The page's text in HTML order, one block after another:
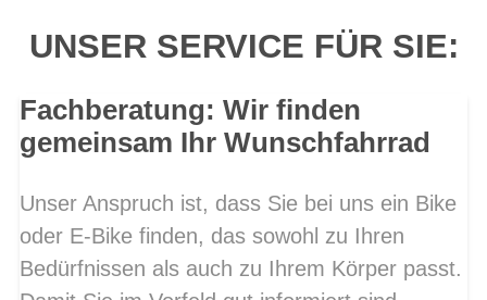
UNSER SERVICE FÜR SIE:
Fachberatung: Wir finden
gemeinsam Ihr Wunschfahrrad
Unser Anspruch ist, dass Sie bei uns ein Bike
oder E-Bike finden, das sowohl zu Ihren
Bedürfnissen als auch zu Ihrem Körper passt.